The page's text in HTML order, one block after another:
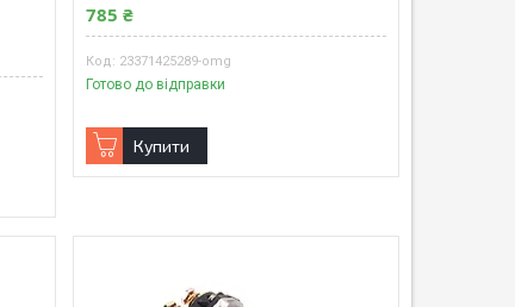
785 ₴
23371425289-omg
Готово до відправки
Купити